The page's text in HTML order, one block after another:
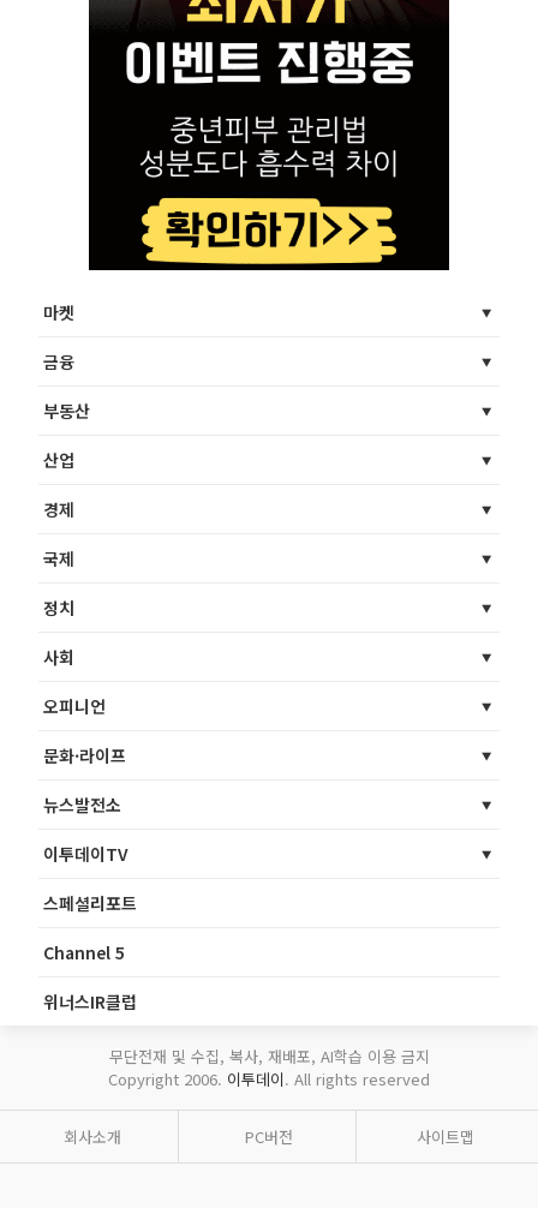
마켓
금융
부동산
산업
경제
국제
정치
사회
오피니언
문화·라이프
뉴스발전소
이투데이TV
스페셜리포트
Channel 5
위너스IR클럽
무단전재 및 수집, 복사, 재배포, AI학습 이용 금지
Copyright 2006. 이투데이. All rights reserved
회사소개 PC버전 사이트맵